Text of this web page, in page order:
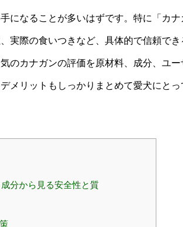
になることが多いはずです。特に「カナ
実際の食いつきなど、具体的で信頼で
のカナガンの評価を原材料、成分、ユー
メリットもしっかりまとめて愛犬にとっ
分から見る安全性と質